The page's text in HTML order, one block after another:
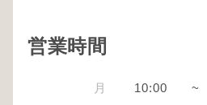
営業時間
月 10:00 ~